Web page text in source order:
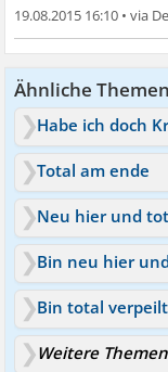
19.08.2015 16:10 •
Ähnliche Themen
Habe ich doch
Total am ende
Bin neu hier
Bin total verpeilt
Weitere